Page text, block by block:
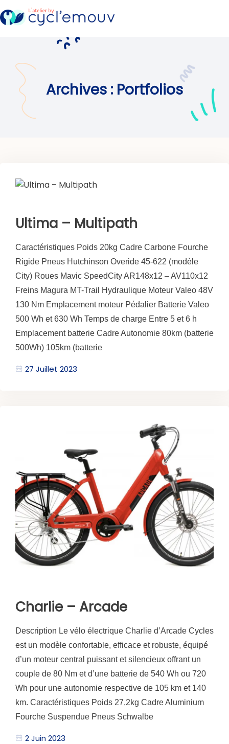
Archives : Portfolios
Ultima – Multipath
Caractéristiques Poids 20kg Cadre Carbone Fourche
Rigide Pneus Hutchinson Overide 45-622 (modèle
City) Roues Mavic SpeedCity AR148x12 – AV110x12
Freins Magura MT-Trail Hydraulique Moteur Valeo 48V
130 Nm Emplacement moteur Pédalier Batterie Valeo
500 Wh et 630 Wh Temps de charge Entre 5 et 6 h
Emplacement batterie Cadre Autonomie 80km (batterie
500Wh) 105km (batterie
27 Juillet 2023
Charlie – Arcade
Description Le vélo électrique Charlie d’Arcade Cycles
est un modèle confortable, efficace et robuste, équipé
d’un moteur central puissant et silencieux offrant un
couple de 80 Nm et d’une batterie de 540 Wh ou 720
Wh pour une autonomie respective de 105 km et 140
km. Caractéristiques Poids 27,2kg Cadre Aluminium
Fourche Suspendue Pneus Schwalbe
2 Juin 2023